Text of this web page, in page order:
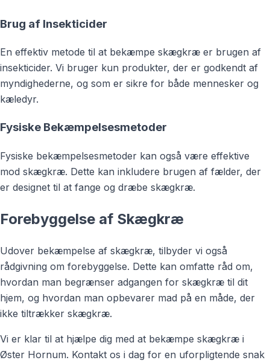
Brug af Insekticider
En effektiv metode til at bekæmpe skægkræ er brugen af
insekticider. Vi bruger kun produkter, der er godkendt af
myndighederne, og som er sikre for både mennesker og
kæledyr.
Fysiske Bekæmpelsesmetoder
Fysiske bekæmpelsesmetoder kan også være effektive
mod skægkræ. Dette kan inkludere brugen af fælder, der
er designet til at fange og dræbe skægkræ.
Forebyggelse af Skægkræ
Udover bekæmpelse af skægkræ, tilbyder vi også
rådgivning om forebyggelse. Dette kan omfatte råd om,
hvordan man begrænser adgangen for skægkræ til dit
hjem, og hvordan man opbevarer mad på en måde, der
ikke tiltrækker skægkræ.
Vi er klar til at hjælpe dig med at bekæmpe skægkræ i
Øster Hornum. Kontakt os i dag for en uforpligtende snak